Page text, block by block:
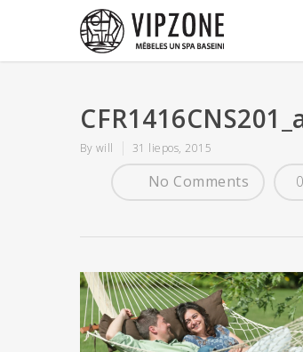
By will 31 liepos, 2015
No Comments 0